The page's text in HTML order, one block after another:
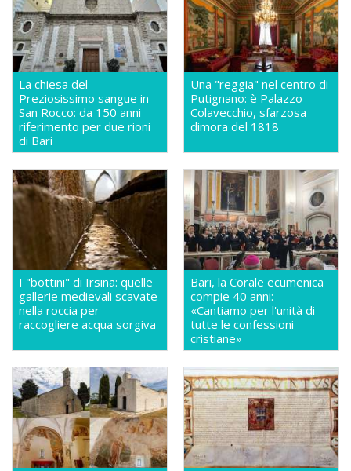
La chiesa del
Preziosissimo sangue in
San Rocco: da 150 anni
riferimento per due rioni
di Bari
Una "reggia" nel centro di
Putignano: è Palazzo
Colavecchio, sfarzosa
dimora del 1818
I "bottini" di Irsina: quelle
gallerie medievali scavate
nella roccia per
raccogliere acqua sorgiva
Bari, la Corale ecumenica
compie 40 anni:
«Cantiamo per l'unità di
tutte le confessioni
cristiane»